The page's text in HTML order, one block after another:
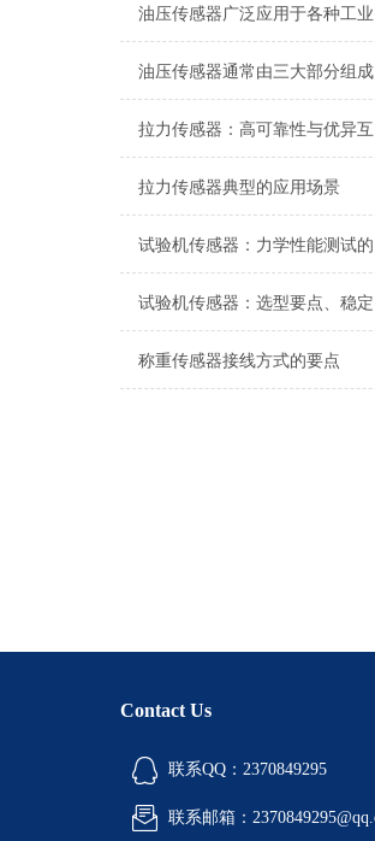
油压传感器通常由三大部分组成
拉力传感器典型的应用场景
称重传感器接线方式的要点
Contact Us
联系QQ：2370849295
联系邮箱：